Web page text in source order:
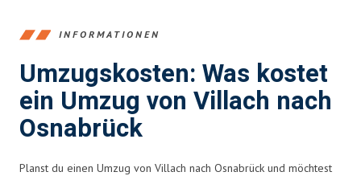
INFORMATIONEN
Umzugskosten: Was kostet
ein Umzug von Villach nach
Osnabrück
Planst du einen Umzug von Villach nach Osnabrück und möchtest